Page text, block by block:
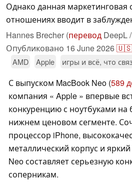
Однако данная маркетинговая
отношениях вводит в
Hannes Brecher (перевод DeepL
Опубликовано 16 June 2026🇺🇸
AMD Apple игры и всё, что
С выпуском MacBook Neo (589
компания « Apple » впервые
конкуренцию с ноутбуками на
нижнем ценовом сегменте.
процессор iPhone,
металлический корпус и
Neo составляет серьезную
соперникам.